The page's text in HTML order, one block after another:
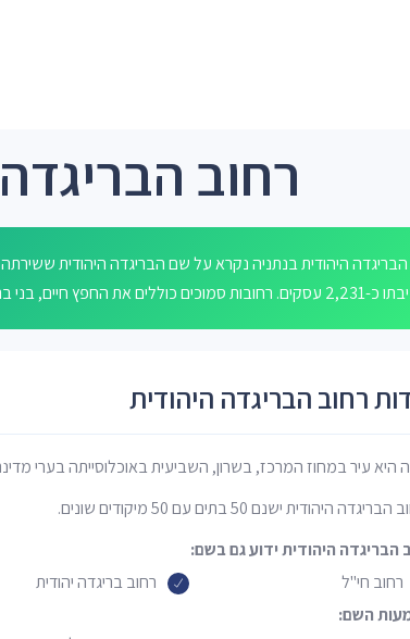
רחוב
הבריגדה היהודית בנתניה נקרא על שם הבריגדה היהודית
חיים, בני בנימין, שד בן גוריון, רזניק דוד ושכונת נוף גלים.
רחוב הבריגדה היהודית
היא עיר במחוז המרכז, בשרון, השביעית באוכלוסייתה בערי
היהודית ישנם 50 בתים עם 50 מיקודים שונים.
הבריגדה היהודית ידוע גם בשם:
רחוב חי"ל
רחוב בריגדה יהודית
השם: